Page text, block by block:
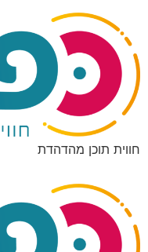
חווית תוכן מהדהדת